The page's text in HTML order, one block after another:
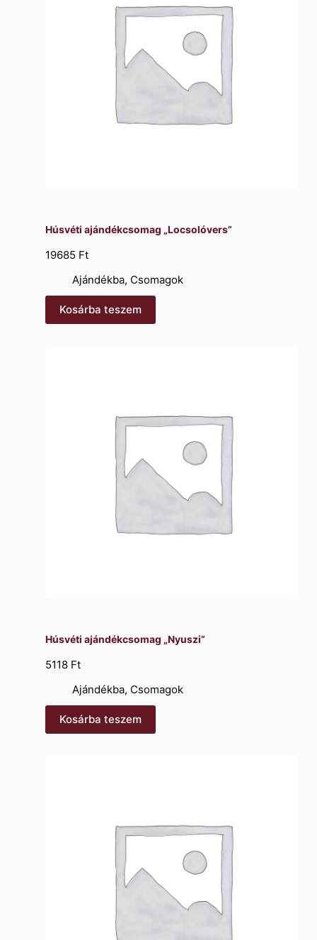
Húsvéti ajándékcsomag „Locsolóvers”
19685 Ft
Ajándékba, Csomagok
Kosárba teszem
Húsvéti ajándékcsomag „Nyuszi”
5118 Ft
Ajándékba, Csomagok
Kosárba teszem